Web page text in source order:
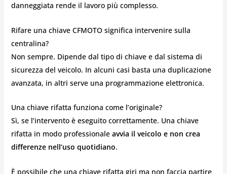
danneggiata rende il lavoro più complesso.
Rifare una chiave CFMOTO significa intervenire sulla
centralina?
Non sempre. Dipende dal tipo di chiave e dal sistema di
sicurezza del veicolo. In alcuni casi basta una duplicazione
avanzata, in altri serve una programmazione elettronica.
Una chiave rifatta funziona come l’originale?
Sì, se l’intervento è eseguito correttamente. Una chiave
rifatta in modo professionale avvia il veicolo e non crea
differenze nell’uso quotidiano.
È possibile che una chiave rifatta giri ma non faccia partire